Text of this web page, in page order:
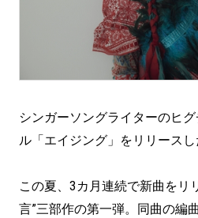
シンガーソングライターのヒ
ル「エイジング」をリリースし
この夏、3カ月連続で新曲をリ
言”三部作の第一弾。同曲の編